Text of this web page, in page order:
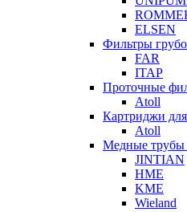
ELSEN
Фильтры
FAR
ITAP
Проточные
Atoll
Картриджи
Atoll
Медные трубы
JINTIAN
HME
KME
Wieland